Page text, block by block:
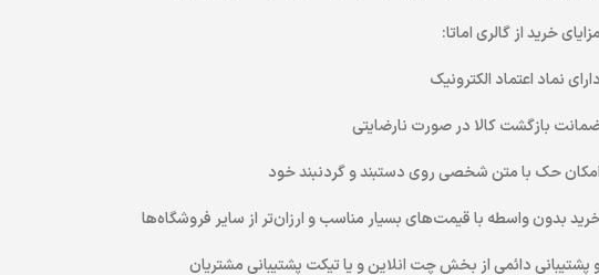
مزایای خرید از گالری اماتا:
دارای نماد اعتماد الکترونیک
بازگشت کالا در صورت نارضایتی
امکان حک با متن شخصی روی دستبند و گردنبند خود
بدون واسطه با قیمت‌های بسیار مناسب و ارزان‌تر از سایر فروشگاه‌ها
پشتیبانی دائمی از بخش چت انلاین و یا تیکت پشتیبانی مشتریان